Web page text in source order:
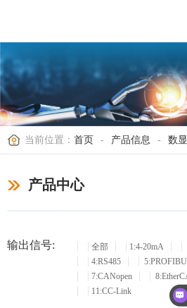
当前位置： 首页 - 产品信息 - 数
产品中心
输出信号: 全部 1:4-20mA
4:RS485
7:CANopen
11:CC-Link